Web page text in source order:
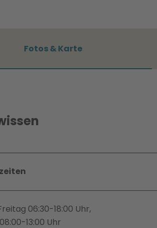
Fotos & Karte
06:30-18:00 Uhr,
13:00 Uhr